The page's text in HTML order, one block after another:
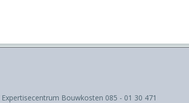
Expertisecentrum Bouwkosten 085 - 01 30 471